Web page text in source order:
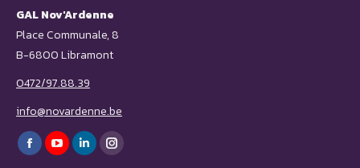
GAL Nov'Ardenne
Place Communale, 8
B-6800 Libramont
0472/97.88.39
info@novardenne.be
Trouvez nous sur :
Facebook
YouTubeLinkedInInstagram